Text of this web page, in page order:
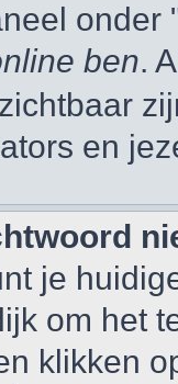
ben.
en
je
om het
klikken